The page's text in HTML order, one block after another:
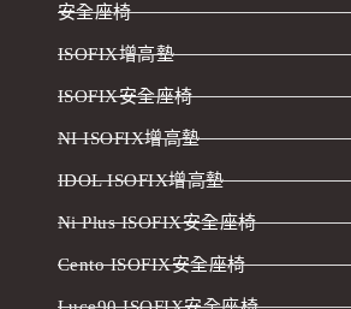
安全座椅
ISOFIX增高墊
ISOFIX安全座椅
NI ISOFIX增高墊
IDOL ISOFIX增高墊
Ni Plus ISOFIX安全座椅
Cento ISOFIX安全座椅